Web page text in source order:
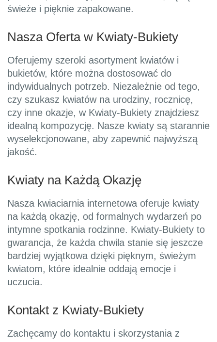
świeże i pięknie zapakowane.
Nasza Oferta w Kwiaty-Bukiety
Oferujemy szeroki asortyment kwiatów i
bukietów, które można dostosować do
indywidualnych potrzeb. Niezależnie od tego,
czy szukasz kwiatów na urodziny, rocznicę,
czy inne okazje, w Kwiaty-Bukiety znajdziesz
idealną kompozycję. Nasze kwiaty są starannie
wyselekcjonowane, aby zapewnić najwyższą
jakość.
Kwiaty na Każdą Okazję
Nasza kwiaciarnia internetowa oferuje kwiaty
na każdą okazję, od formalnych wydarzeń po
intymne spotkania rodzinne. Kwiaty-Bukiety to
gwarancja, że każda chwila stanie się jeszcze
bardziej wyjątkowa dzięki pięknym, świeżym
kwiatom, które idealnie oddają emocje i
uczucia.
Kontakt z Kwiaty-Bukiety
Zachęcamy do kontaktu i skorzystania z